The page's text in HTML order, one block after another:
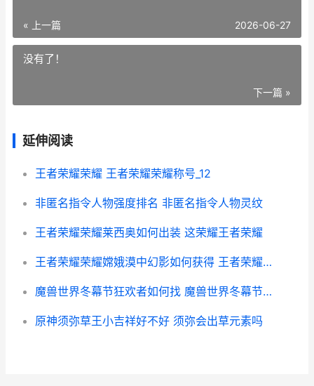
« 上一篇 2026-06-27
没有了！
下一篇 »
延伸阅读
王者荣耀荣耀 王者荣耀荣耀称号_12
非匿名指令人物强度排名 非匿名指令人物灵纹
王者荣耀荣耀莱西奥如何出装 这荣耀王者荣耀
王者荣耀荣耀嫦娥漠中幻影如何获得 王者荣耀嫦娥详细介绍
魔兽世界冬幕节狂欢者如何找 魔兽世界冬幕节什么时候开始
原神须弥草王小吉祥好不好 须弥会出草元素吗